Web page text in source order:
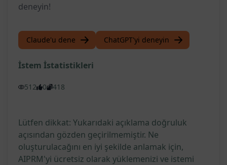
deneyin!
Claude'u dene ChatGPT'yi deneyin
İstem İstatistikleri
512 0 418
Lütfen dikkat: Yukarıdaki açıklama doğruluk
açısından gözden geçirilmemiştir. Ne
oluşturulacağını en iyi şekilde anlamak için,
AIPRM'yi ücretsiz olarak yüklemenizi ve istemi